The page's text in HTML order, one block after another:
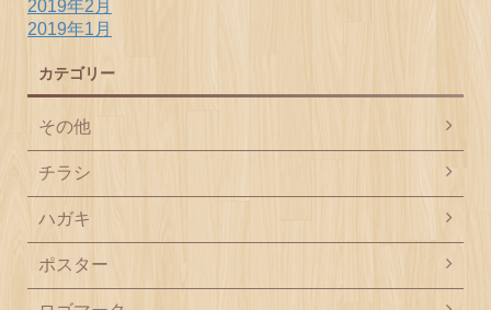
2019年2月
2019年1月
カテゴリー
その他
チラシ
ハガキ
ポスター